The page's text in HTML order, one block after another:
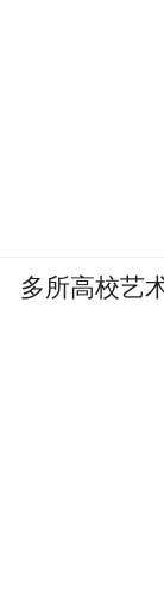
多所高校艺